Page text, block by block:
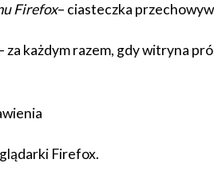
Firefox– ciasteczka
za każdym razem, gdy witryna
Firefox.